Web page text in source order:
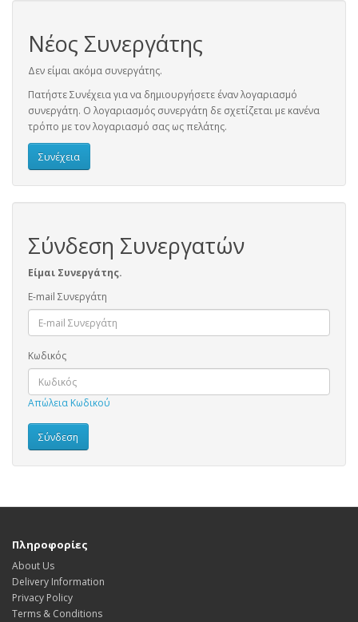
Νέος Συνεργάτης
Δεν είμαι ακόμα συνεργάτης.
Πατήστε Συνέχεια για να δημιουργήσετε έναν λογαριασμό
συνεργάτη. Ο λογαριασμός συνεργάτη δε σχετίζεται με κανένα
τρόπο με τον λογαριασμό σας ως πελάτης.
Συνέχεια
Σύνδεση Συνεργατών
Είμαι Συνεργάτης.
E-mail Συνεργάτη
Κωδικός
Απώλεια Κωδικού
Πληροφορίες
About Us
Delivery Information
Privacy Policy
Terms & Conditions